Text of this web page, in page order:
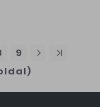
9